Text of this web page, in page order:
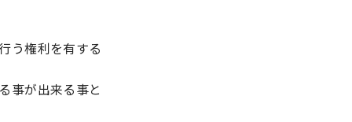
う権利を有する
事が出来る事と